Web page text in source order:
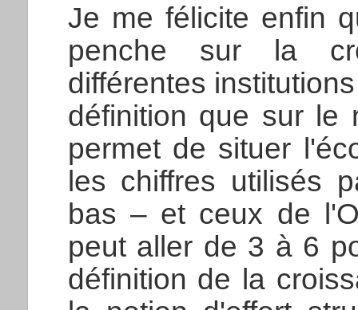
Je me félicite enfin
penche sur la
différentes
définition que sur le
permet de situer
les chiffres utilisés
bas – et ceux de
peut aller de 3 à 6
définition de la